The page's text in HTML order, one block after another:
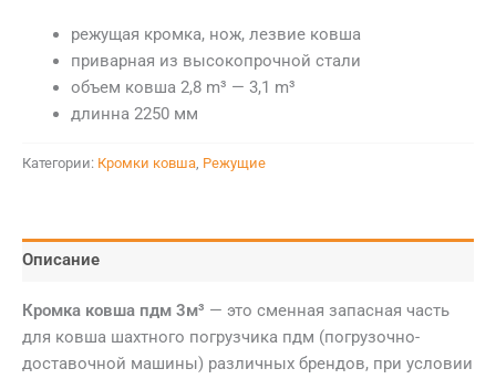
режущая кромка, нож, лезвие ковша
приварная из высокопрочной стали
объем ковша 2,8 m³ — 3,1 m³
длинна 2250 мм
Категории: Кромки ковша Режущие
Описание
Кромка ковша пдм 3м³ — это сменная запасная часть
для ковша шахтного погрузчика пдм (погрузочно-
доставочной машины) различных брендов, при условии